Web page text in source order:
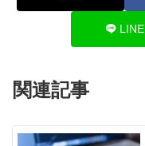
LINE
関連記事